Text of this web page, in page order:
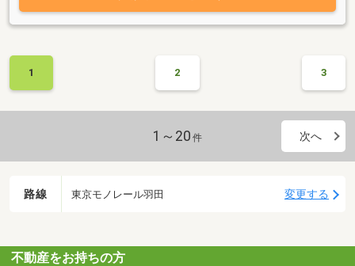
1 2 3
1～20 件 次へ
路線 東京モノレール羽田 変更する
不動産をお持ちの方